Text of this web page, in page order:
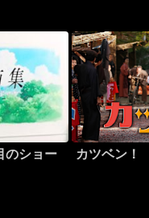
のショー
カツベン！